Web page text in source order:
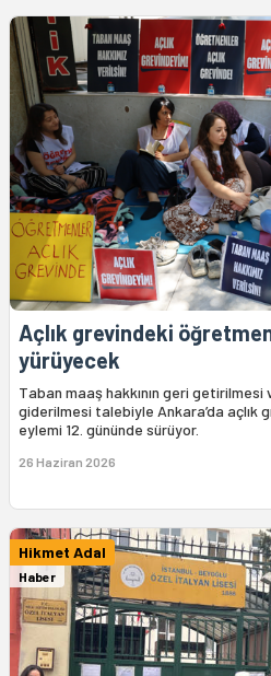
Açlık grevindeki
yürüyecek
Taban maaş hakkının geri
giderilmesi talebiyle Ankara’da açlık
eylemi 12. gününde sürüyor.
26 Haziran 2026
Hikmet Adal
Haber